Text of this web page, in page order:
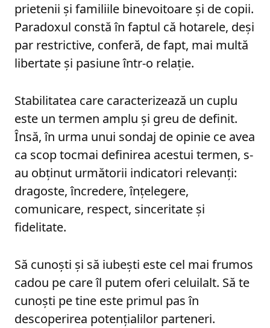
prietenii și familiile binevoitoare și de copii.
Paradoxul constă în faptul că hotarele, deși
par restrictive, conferă, de fapt, mai multă
libertate și pasiune într-o relație.
Stabilitatea care caracterizează un cuplu
este un termen amplu și greu de definit.
Însă, în urma unui sondaj de opinie ce avea
ca scop tocmai definirea acestui termen, s-
au obținut următorii indicatori relevanți:
dragoste, încredere, înțelegere,
comunicare, respect, sinceritate și
fidelitate.
Să cunoști și să iubești este cel mai frumos
cadou pe care îl putem oferi celuilalt. Să te
cunoști pe tine este primul pas în
descoperirea potențialilor parteneri.